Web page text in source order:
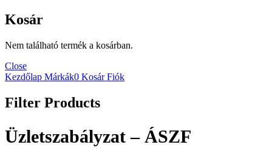
Kosár
Nem található termék a kosárban.
Close
Kezdőlap Márkák0 KosárFiók
Filter Products
Üzletszabályzat – ÁSZF